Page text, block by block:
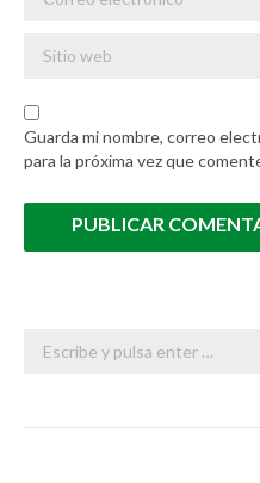
Guarda mi nombre, correo
para la próxima vez que
PUBLICAR
Buscar: